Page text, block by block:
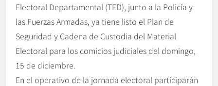
Electoral Departamental (TED), junto a la Policía y
las Fuerzas Armadas, ya tiene listo el Plan de
Seguridad y Cadena de Custodia del Material
Electoral para los comicios judiciales del domingo,
15 de diciembre.
En el operativo de la jornada electoral participarán